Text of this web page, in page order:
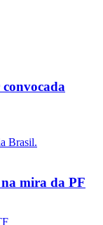
convocada
mira da PF